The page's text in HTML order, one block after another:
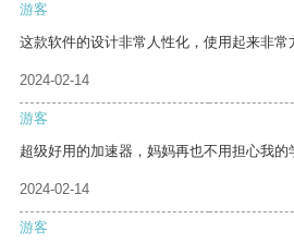
游客
这款软件的设计非常人性化，使用起来非常
2024-02-14
游客
超级好用的加速器，妈妈再也不用担心我的
2024-02-14
游客